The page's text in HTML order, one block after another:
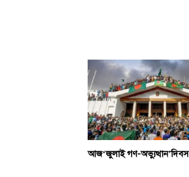
আজ‘জুলাই গণ-অভ্যুত্থান’দিবস